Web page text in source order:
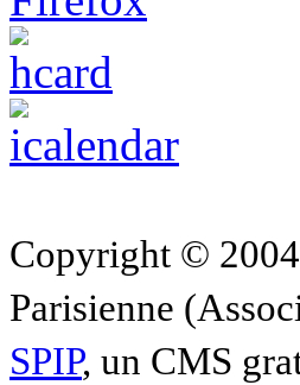
Copyright ©
Parisienne
SPIP, un CMS